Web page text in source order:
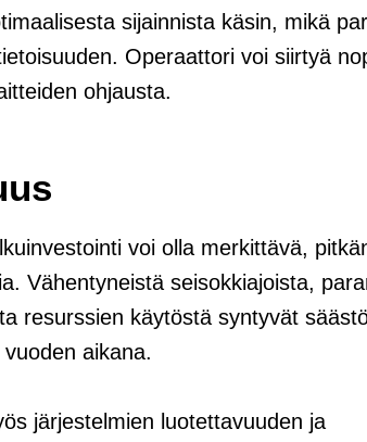
sijainnista käsin, mikä
Operaattori voi siirtyä
ohjausta.
voi olla merkittävä,
Vähentyneistä seisokkiajoista,
resurssien käytöstä syntyvät
aikana.
järjestelmien luotettavuuden ja